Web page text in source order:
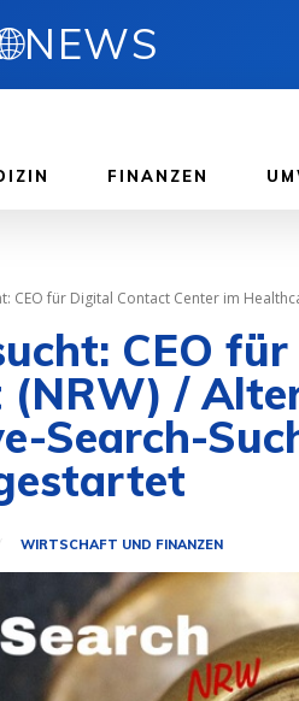
FINANZEN
CEO für Digital Contact Center im
CEO
/
Search-
WIRTSCHAFT UND FINANZEN